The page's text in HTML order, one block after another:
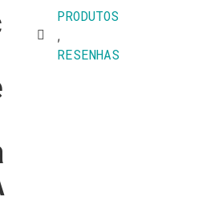
PRODUTOS
,
RESENHAS